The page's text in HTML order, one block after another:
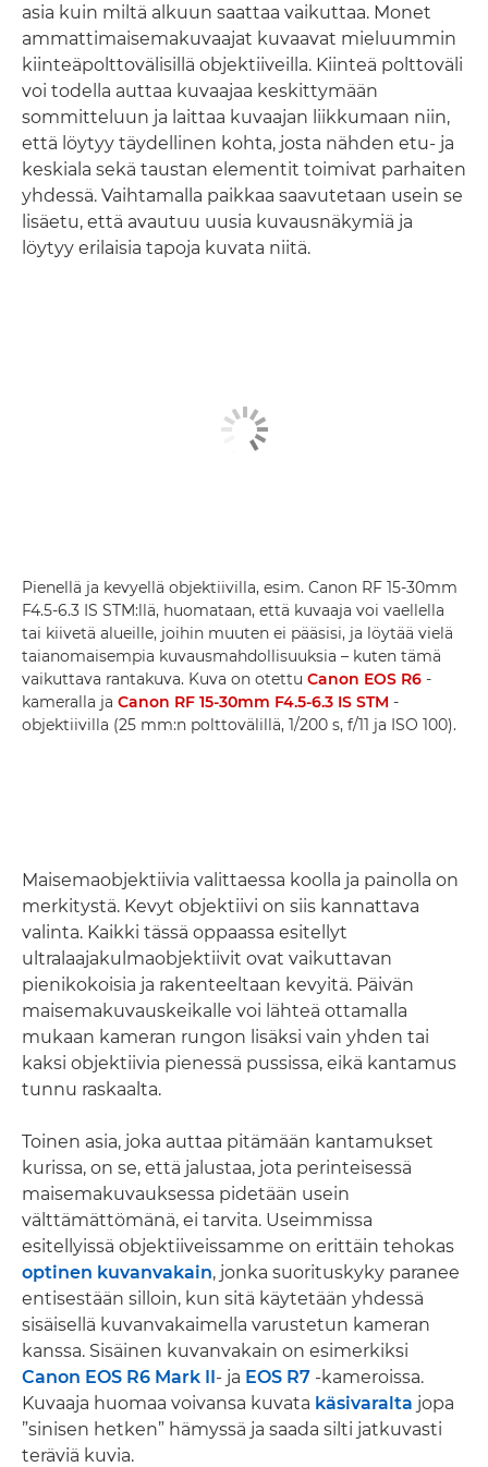
asia kuin miltä alkuun saattaa vaikuttaa. Monet
ammattimaisemakuvaajat kuvaavat mieluummin
kiinteäpolttovälisillä objektiiveilla. Kiinteä polttoväli
voi todella auttaa kuvaajaa keskittymään
sommitteluun ja laittaa kuvaajan liikkumaan niin,
että löytyy täydellinen kohta, josta nähden etu- ja
keskiala sekä taustan elementit toimivat parhaiten
yhdessä. Vaihtamalla paikkaa saavutetaan usein se
lisäetu, että avautuu uusia kuvausnäkymiä ja
löytyy erilaisia tapoja kuvata niitä.
Pienellä ja kevyellä objektiivilla, esim. Canon RF 15-30mm
F4.5-6.3 IS STM:llä, huomataan, että kuvaaja voi vaellella
tai kiivetä alueille, joihin muuten ei pääsisi, ja löytää vielä
taianomaisempia kuvausmahdollisuuksia – kuten tämä
vaikuttava rantakuva. Kuva on otettu Canon EOS R6 -
kameralla ja Canon RF 15-30mm F4.5-6.3 IS STM -
objektiivilla (25 mm:n polttovälillä, 1/200 s, f/11 ja ISO 100).
Maisemaobjektiivia valittaessa koolla ja painolla on
merkitystä. Kevyt objektiivi on siis kannattava
valinta. Kaikki tässä oppaassa esitellyt
ultralaajakulmaobjektiivit ovat vaikuttavan
pienikokoisia ja rakenteeltaan kevyitä. Päivän
maisemakuvauskeikalle voi lähteä ottamalla
mukaan kameran rungon lisäksi vain yhden tai
kaksi objektiivia pienessä pussissa, eikä kantamus
tunnu raskaalta.
Toinen asia, joka auttaa pitämään kantamukset
kurissa, on se, että jalustaa, jota perinteisessä
maisemakuvauksessa pidetään usein
välttämättömänä, ei tarvita. Useimmissa
esitellyissä objektiiveissamme on erittäin tehokas
optinen kuvanvakain, jonka suorituskyky paranee
entisestään silloin, kun sitä käytetään yhdessä
sisäisellä kuvanvakaimella varustetun kameran
kanssa. Sisäinen kuvanvakain on esimerkiksi
Canon EOS R6 Mark II- ja EOS R7 -kameroissa.
Kuvaaja huomaa voivansa kuvata käsivaralta jopa
”sinisen hetken” hämyssä ja saada silti jatkuvasti
teräviä kuvia.